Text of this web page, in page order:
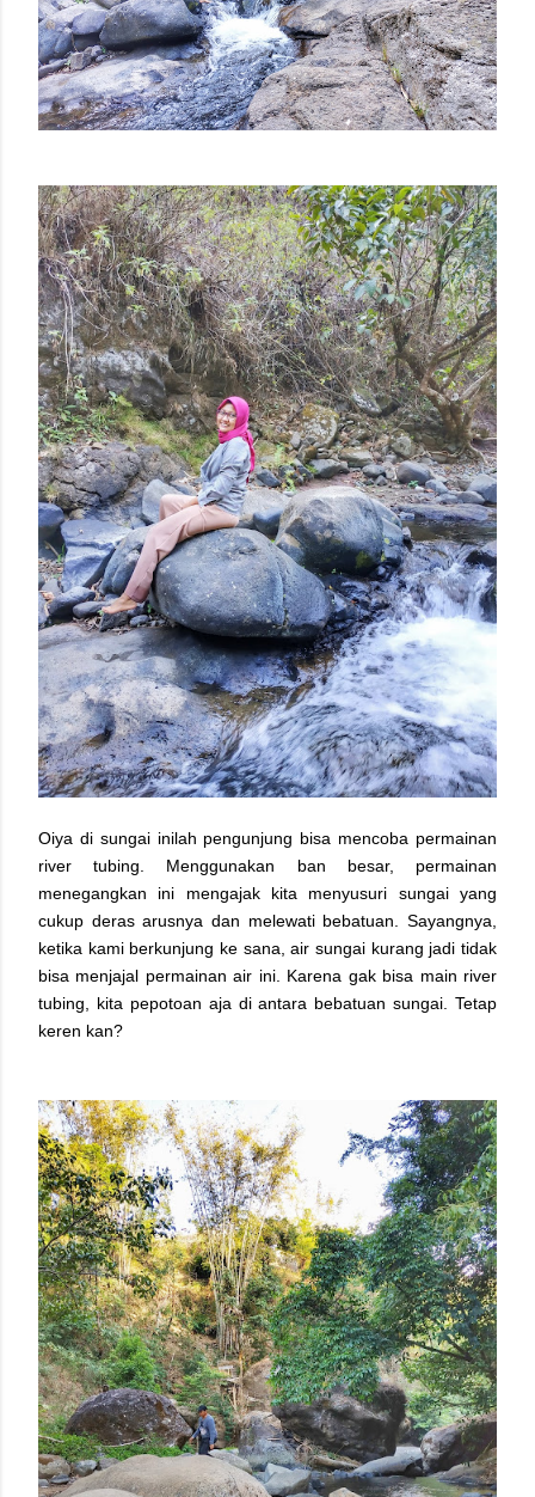
Oiya di sungai inilah pengunjung bisa mencoba permainan
river tubing. Menggunakan ban besar, permainan
menegangkan ini mengajak kita menyusuri sungai yang
cukup deras arusnya dan melewati bebatuan. Sayangnya,
ketika kami berkunjung ke sana, air sungai kurang jadi tidak
bisa menjajal permainan air ini. Karena gak bisa main river
tubing, kita pepotoan aja di antara bebatuan sungai. Tetap
keren kan?